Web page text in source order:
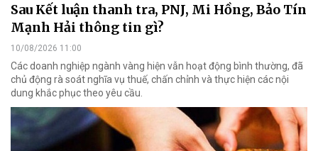
Sau Kết luận thanh tra, PNJ, Mi Hồng, Bảo Tín
Mạnh Hải thông tin gì?
10/08/2026 11:00
Các doanh nghiệp ngành vàng hiện vẫn hoạt động bình thường, đã
chủ động rà soát nghĩa vụ thuế, chấn chỉnh và thực hiện các nội
dung khắc phục theo yêu cầu.